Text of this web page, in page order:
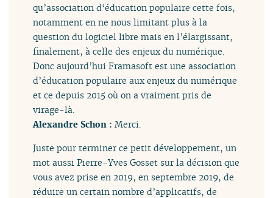
qu’association d‘éducation populaire cette fois,
notamment en ne nous limitant plus à la
question du logiciel libre mais en l’élargissant,
finalement, à celle des enjeux du numérique.
Donc aujourd’hui Framasoft est une association
d’éducation populaire aux enjeux du numérique
et ce depuis 2015 où on a vraiment pris de
virage-là.
Alexandre Schon :Merci.
Juste pour terminer ce petit développement, un
mot aussi Pierre-Yves Gosset sur la décision que
vous avez prise en 2019, en septembre 2019, de
réduire un certain nombre d’applicatifs, de